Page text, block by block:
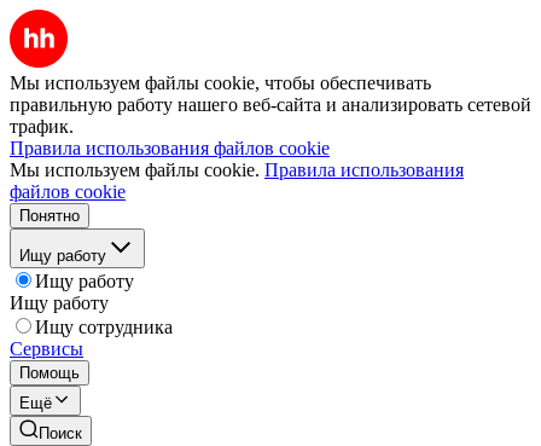
Мы используем файлы cookie, чтобы обеспечивать
правильную работу нашего веб-сайта и анализировать сетевой
трафик.
Правила использования файлов cookie
Мы используем файлы cookie. Правила использования
файлов cookie
Понятно
Ищу работу
Ищу работу
Ищу работу
Ищу сотрудника
Сервисы
Помощь
Ещё
Поиск